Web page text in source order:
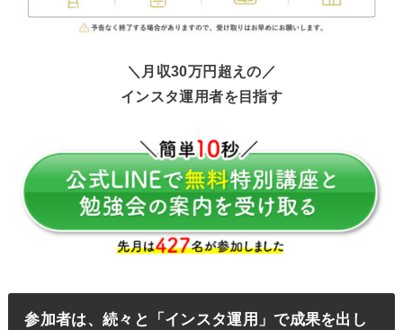
＼月収30万円超えの／
インスタ運用者を目指す
参加者は、続々と「インスタ運用」で成果を出し